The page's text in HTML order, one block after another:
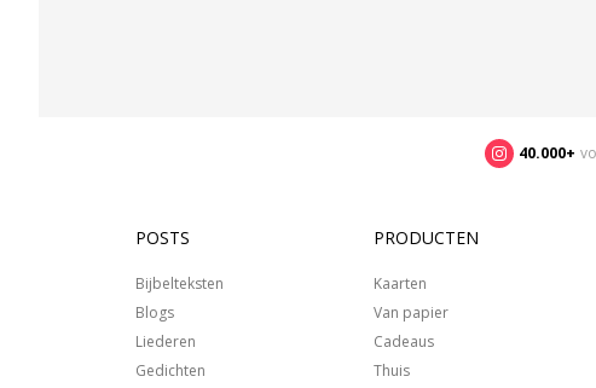
40.000+
POSTS
Bijbelteksten
Blogs
Liederen
Gedichten
PRODUCTEN
Kaarten
Van papier
Cadeaus
Thuis